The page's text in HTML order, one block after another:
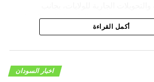
من الصحة والتعليم العام والعالي والحماية
والتأمين الصحي والعلاج المجاني
الإيرادات جاءت عبر توسيع المظلة
في فئة الضريبة والجمارك وعائدات الملكية
التعافي في معدل نمو الناتج المحلي
أكمل القراءة
اخبار السودان